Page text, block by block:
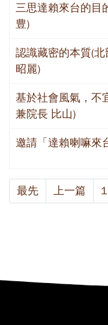
三思達賴來台的目
豊)
認識藏密的本質(
昭麗)
基於社會風氣，不
兼院長 比山)
邀請「達賴喇嘛來
最先 上一篇 1